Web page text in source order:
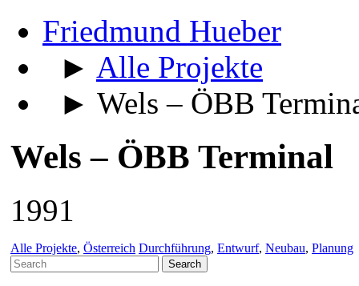
Friedmund Hueber
► Alle Projekte
► Wels – ÖBB
Wels – ÖBB Terminal
1991
Alle Projekte, Österreich Durchführung, Entwurf, Neubau, Planung
Search
for: